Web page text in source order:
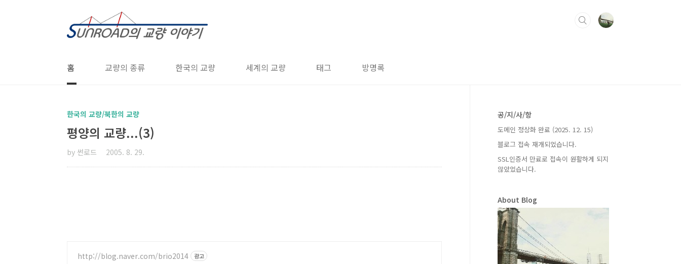
홈 교량의 종류 한국의 교량 세계의 교량 태그 방명록
한국의 교량/북한의 교량
평양의 교량...(3)
by 썬로드 2005. 8. 29.
http://blog.naver.com/brio2014 광고
공/지/사/항
도메인 정상화 완료 (2025. 12. 15)
블로그 접속 재개되었습니다.
SSL인증서 만료로 접속이 원활하게 되지
않았었습니다.
About Blog